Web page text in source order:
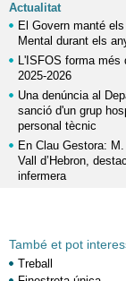
Actualitat
El Govern manté
Mental durant els
L'ISFOS forma més
2025-2026
Una denúncia al
sanció d'un grup
personal tècnic
En Clau Gestora:
Vall d’Hebron,
infermera
També et pot
Treball